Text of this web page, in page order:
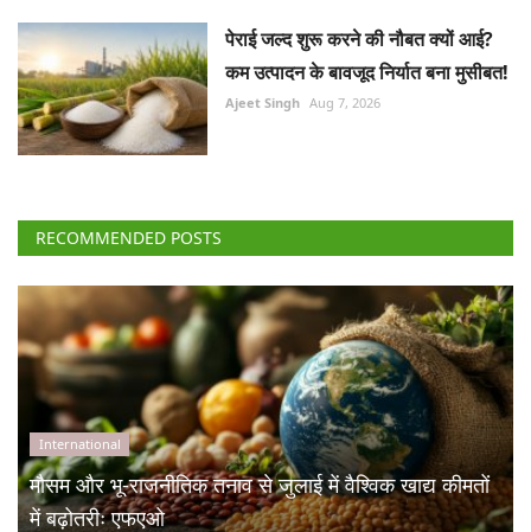
पेराई जल्द शुरू करने की नौबत क्यों आई?
कम उत्पादन के बावजूद निर्यात बना मुसीबत!
Ajeet Singh Aug 7, 2026
RECOMMENDED POSTS
International
मौसम और भू-राजनीतिक तनाव से जुलाई में वैश्विक खाद्य कीमतों
में बढ़ोतरीः एफएओ